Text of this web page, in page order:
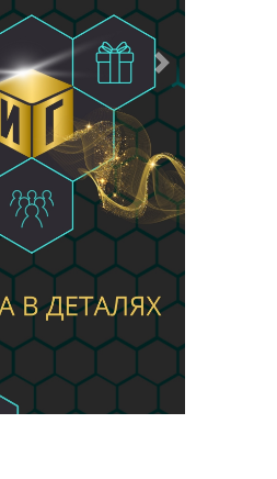
Следующий